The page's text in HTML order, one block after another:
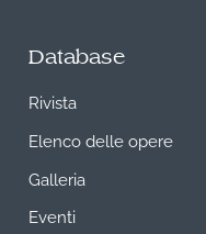
Database
Rivista
Elenco delle opere
Galleria
Eventi